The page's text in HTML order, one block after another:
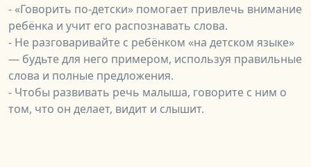
- «Говорить по-детски» помогает привлечь внимание
ребёнка и учит его распознавать слова.
- Не разговаривайте с ребёнком «на детском языке»
— будьте для него примером, используя правильные
слова и полные предложения.
- Чтобы развивать речь малыша, говорите с ним о
том, что он делает, видит и слышит.